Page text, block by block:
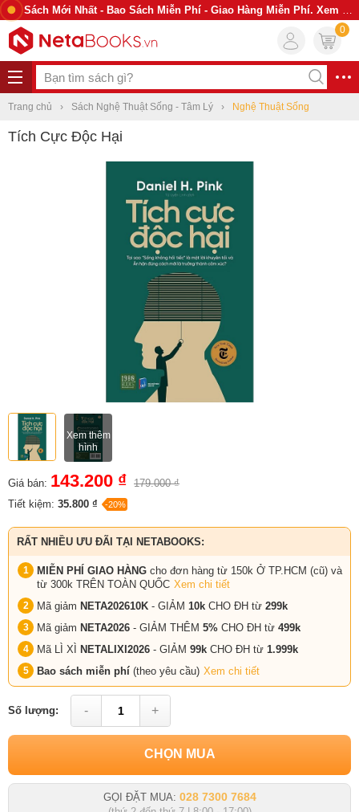
Sách Mới Nhất - Bao Sách Miễn Phí - Giao Hàng Miễn Phí. Xem Ngay
0
Trang chủ Sách Nghệ Thuật Sống - Tâm Lý Nghệ Thuật Sống
Tích Cực Độc Hại
Xem thêm
hình
Giá bán: 143.200 ₫ 179.000 ₫
Tiết kiệm: 35.800 ₫ -20%
RẤT NHIỀU ƯU ĐÃI TẠI NETABOOKS:
MIỄN PHÍ GIAO HÀNG cho đơn hàng từ 150k Ở TP.HCM (cũ) và
từ 300k TRÊN TOÀN QUỐC Xem chi tiết
Mã giảm NETA202610K - GIẢM 10k CHO ĐH từ 299k
Mã giảm NETA2026 - GIẢM THÊM 5% CHO ĐH từ 499k
Mã LÌ XÌ NETALIXI2026 - GIẢM 99k CHO ĐH từ 1.999k
Bao sách miễn phí (theo yêu cầu) Xem chi tiết
Số lượng: - +
CHỌN MUA
GỌI ĐẶT MUA: 028 7300 7684